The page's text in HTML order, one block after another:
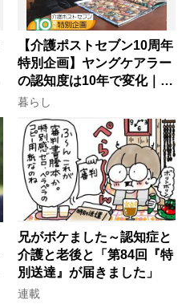
【介護ポストセブン10周年
特別企画】ヤングケアラー
の認知度は10年で変化｜流
行語大賞にノミネート、法
律にも明記されたが果たし
て現在は？
暮らし
兄がボケました～認知症と
介護と老後と「第84回『特
別送達』が届きました」
連載